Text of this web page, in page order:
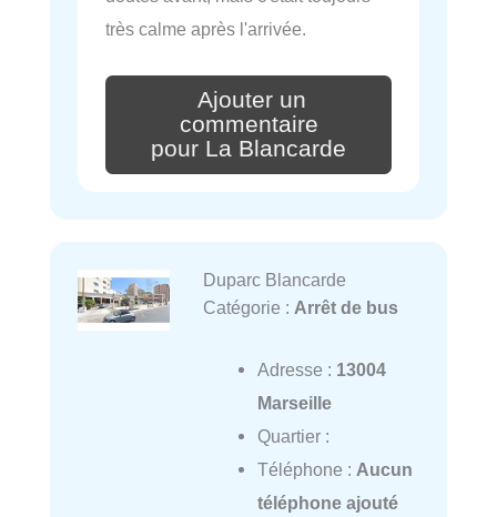
très calme après l'arrivée.
Ajouter un
commentaire
pour La Blancarde
Duparc Blancarde
Catégorie : Arrêt de bus
Adresse : 13004
Marseille
Quartier :
Téléphone : Aucun
téléphone ajouté